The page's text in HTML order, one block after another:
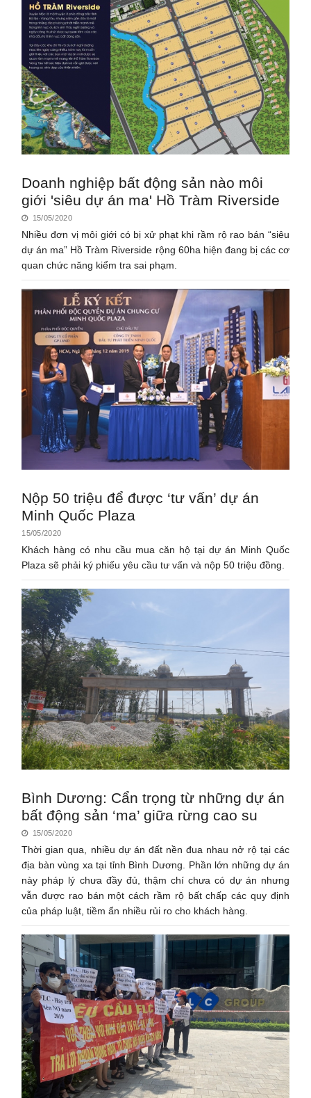
Doanh nghiệp bất động sản nào môi
giới 'siêu dự án ma' Hồ Tràm Riverside
15/05/2020
Nhiều đơn vị môi giới có bị xử phạt khi rầm rộ rao bán “siêu
dự án ma” Hồ Tràm Riverside rộng 60ha hiện đang bị các cơ
quan chức năng kiểm tra sai phạm.
Nộp 50 triệu để được ‘tư vấn’ dự án
Minh Quốc Plaza
15/05/2020
Khách hàng có nhu cầu mua căn hộ tại dự án Minh Quốc
Plaza sẽ phải ký phiếu yêu cầu tư vấn và nộp 50 triệu đồng.
Bình Dương: Cẩn trọng từ những dự án
bất động sản ‘ma’ giữa rừng cao su
15/05/2020
Thời gian qua, nhiều dự án đất nền đua nhau nở rộ tại các
địa bàn vùng xa tại tỉnh Bình Dương. Phần lớn những dự án
này pháp lý chưa đầy đủ, thậm chí chưa có dự án nhưng
vẫn được rao bán một cách rầm rộ bất chấp các quy định
của pháp luật, tiềm ẩn nhiều rủi ro cho khách hàng.